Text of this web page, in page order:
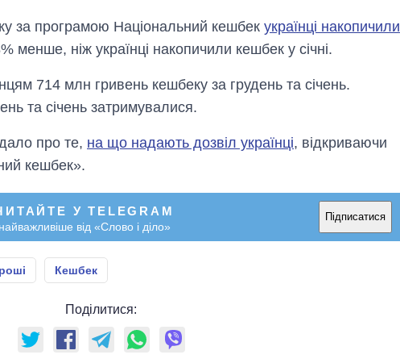
за програмою Національний кешбек українці накопичили
менше, ніж українці накопичили кешбек у січні.
714 млн гривень кешбеку за грудень та січень.
та січень затримувалися.
про те, на що надають дозвіл українці, відкриваючи
кешбек».
У TELEGRAM
найважливіше від «Слово і діло»
Підписатися
Кешбек
Поділитися: